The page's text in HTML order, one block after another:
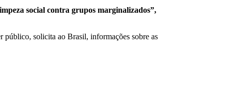
social contra grupos marginalizados”,
público, solicita ao Brasil, informações sobre as